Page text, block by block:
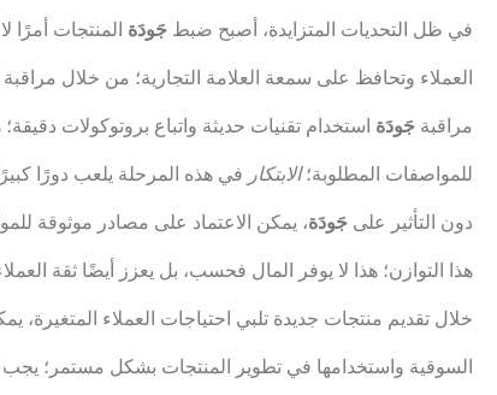
في ظل التحديات المتزايدة، أصبح ضبطجَودَة المنتجات
العملاء وتحافظ على سمعة العلامة التجارية؛ من خلال
مراقبةجَودَة استخدام تقنيات حديثة واتباع بروتوكولات
للمواصفات المطلوبة؛الابتكار في هذه المرحلة يلعب دورًا
دون التأثير علىجَودَة، يمكن الاعتماد على مصادر موثوقة
هذا التوازن؛ هذا لا يوفر المال فحسب، بل يعزز أيضًا ثقة
خلال تقديم منتجات جديدة تلبي احتياجات العملاء المتغيرة،
السوقية واستخدامها في تطوير المنتجات بشكل مستمر؛